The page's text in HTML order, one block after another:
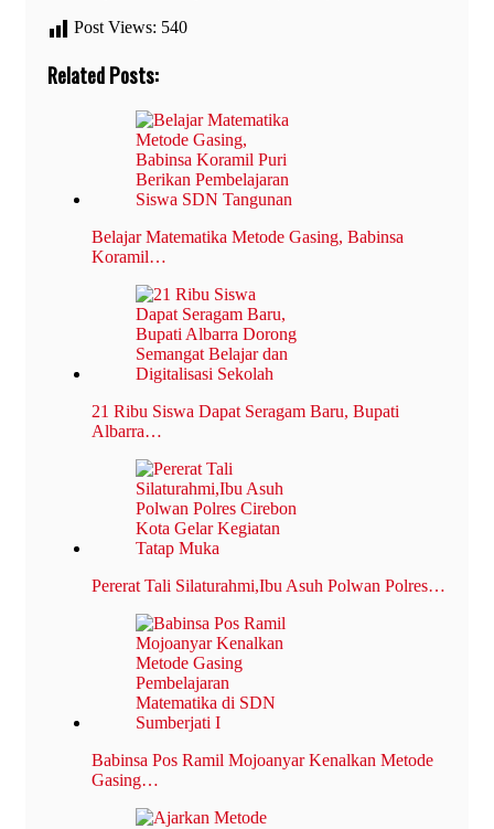
Post Views: 540
Related Posts:
Belajar Matematika Metode Gasing, Babinsa
Koramil…
21 Ribu Siswa Dapat Seragam Baru, Bupati
Albarra…
Pererat Tali Silaturahmi,Ibu Asuh Polwan Polres…
Babinsa Pos Ramil Mojoanyar Kenalkan Metode
Gasing…